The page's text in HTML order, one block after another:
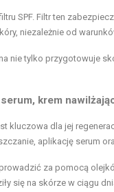
SPF. Filtr ten
niezależnie od
nie tylko przygotowuje
krem
kluczowa dla jej
aplikację serum
za pomocą
się na skórze w ciągu